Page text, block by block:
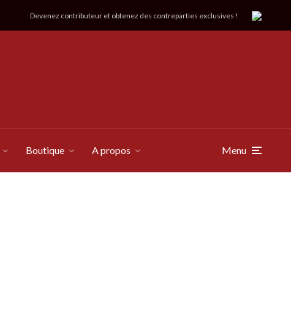
Devenez contributeur et obtenez des contreparties exclusives !
Boutique A propos Menu